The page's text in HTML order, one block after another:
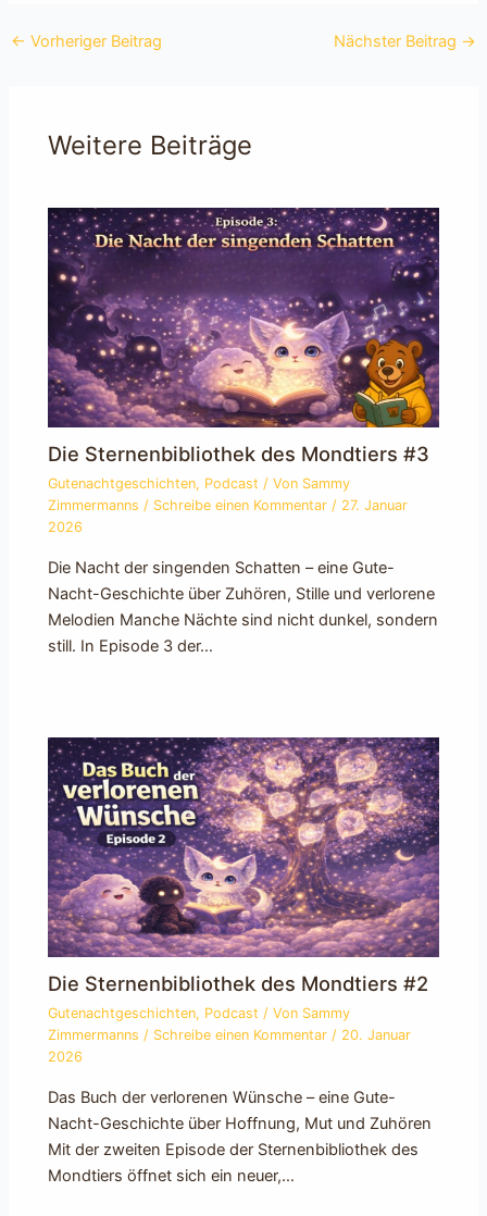
← Vorheriger Beitrag Nächster Beitrag →
Weitere Beiträge
Die Sternenbibliothek des Mondtiers #3
Gutenachtgeschichten, Podcast / Von Sammy
Zimmermanns / Schreibe einen Kommentar / 27. Januar
2026
Die Nacht der singenden Schatten – eine Gute-
Nacht-Geschichte über Zuhören, Stille und verlorene
Melodien Manche Nächte sind nicht dunkel, sondern
still. In Episode 3 der…
Die Sternenbibliothek des Mondtiers #2
Gutenachtgeschichten, Podcast / Von Sammy
Zimmermanns / Schreibe einen Kommentar / 20. Januar
2026
Das Buch der verlorenen Wünsche – eine Gute-
Nacht-Geschichte über Hoffnung, Mut und Zuhören
Mit der zweiten Episode der Sternenbibliothek des
Mondtiers öffnet sich ein neuer,…